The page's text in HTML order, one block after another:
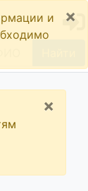
и
×
×